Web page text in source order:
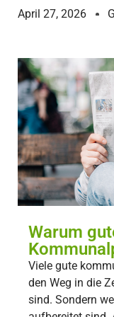
April 27, 2026
Warum
Viele gute
den Weg in die
sind. Sondern